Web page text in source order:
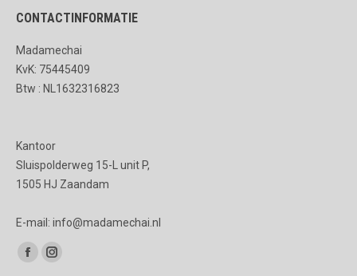
CONTACTINFORMATIE
Madamechai
KvK: 75445409
Btw : NL1632316823
Kantoor
Sluispolderweg 15-L unit P,
1505 HJ Zaandam
E-mail: info@madamechai.nl
Vind ons op:
FacebookInstagram